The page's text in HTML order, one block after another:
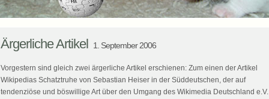
Ärgerliche Artikel 1. September 2006
Vorgestern sind gleich zwei ärgerliche Artikel erschienen: Zum einen der Artikel
Wikipedias Schatztruhe von Sebastian Heiser in der Süddeutschen, der auf
tendenziöse und böswillige Art über den Umgang des Wikimedia Deutschland e.V.